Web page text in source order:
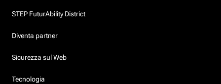
STEP FuturAbility District
Diventa partner
Sicurezza sul Web
Tecnologia